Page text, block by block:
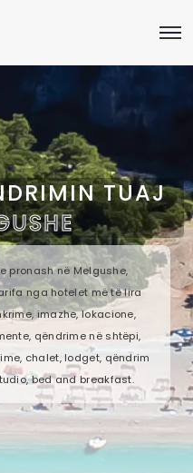
TUAJ
pronash në Melgushe,
nga hotelet më të lira
imazhe, lokacione,
qëndrime në shtëpi,
chalet, lodget, qëndrim
bed and breakfast.